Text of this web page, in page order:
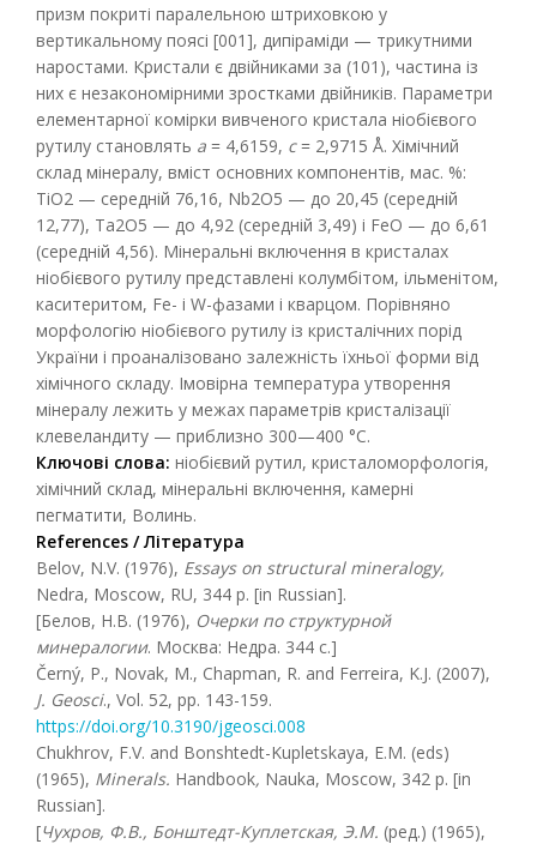
призм покриті паралельною штриховкою у
вертикальному поясі [001], дипіраміди — трикутними
наростами. Кристали є двійниками за (101), частина із
них є незакономірними зростками двійників. Параметри
елементарної комірки вивченого кристала ніобієвого
рутилу становлять а = 4,6159, с= 2,9715 Å. Хімічний
склад мінералу, вміст основних компонентів, мас. %:
ТіО2 — середній 76,16, Nb2О5 — до 20,45 (середній
12,77), Ta2О5 — до 4,92 (середній 3,49) і FeО — до 6,61
(середній 4,56). Мінеральні включення в кристалах
ніобієвого рутилу представлені колумбітом, ільменітом,
каситеритом, Fe- і W-фазами і кварцом. Порівняно
морфологію ніобієвого рутилу із кристалічних порід
України і проаналізовано залежність їхньої форми від
хімічного складу. Імовірна температура утворення
мінералу лежить у межах параметрів кристалізації
клевеландиту — приблизно 300—400 °С.
Ключові слова: ніобієвий рутил, кристаломорфологія,
хімічний склад, мінеральні включення, камерні
пегматити, Волинь.
References /Література
Belov, N.V. (1976), Essays on structural mineralogy,
Nedra, Moscow, RU, 344 p. [in Russian].
[Белов, Н.В. (1976), Очерки по структурной
минералогии. Москва: Недра. 344 с.]
Černý, P., Novak, M., Chapman, R. and Ferreira, K.J. (2007),
J. Geosci., Vol. 52, pp. 143-159.
https://doi.org/10.3190/jgeosci.008
Chukhrov, F.V. and Bonshtedt-Kupletskaya, E.M. (eds)
(1965), Minerals. Handbook, Nauka, Moscow, 342 p. [in
Russian].
[Чухров, Ф.В., Бонштедт-Куплетская, Э.М. (ред.) (1965),